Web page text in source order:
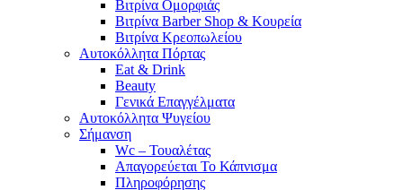
Βιτρίνα Ομορφιάς
Βιτρίνα Barber Shop & Κουρεία
Βιτρίνα Κρεοπωλείου
Αυτοκόλλητα Πόρτας
Eat & Drink
Beauty
Γενικά Επαγγέλματα
Αυτοκόλλητα Ψυγείου
Σήμανση
Wc – Τουαλέτας
Απαγορεύεται Το Κάπνισμα
Πληροφόρησης